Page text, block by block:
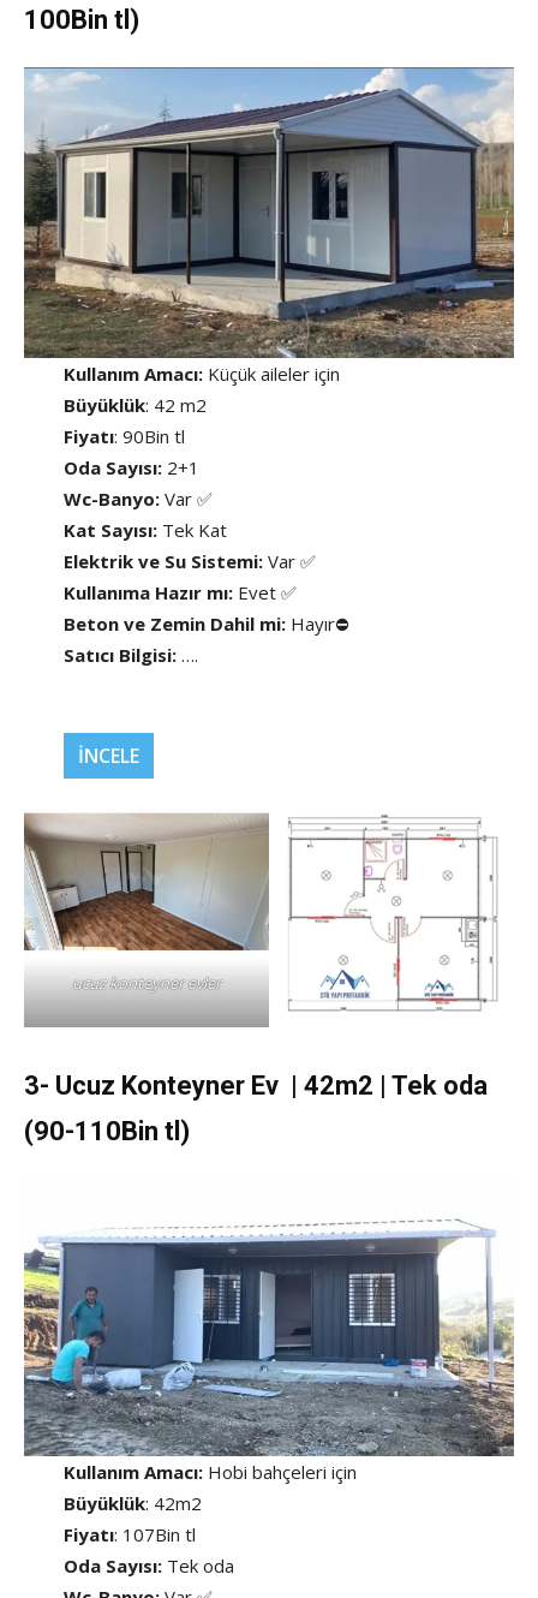
100Bin tl)
Kullanım Amacı:Küçük aileler için
Büyüklük: 42 m2
Fiyatı: 90Bin tl
Oda Sayısı: 2+1
Wc-Banyo:Var ✅
Kat Sayısı:Tek Kat
Elektrik ve Su Sistemi: Var ✅
Kullanıma Hazır mı:Evet ✅
Beton ve Zemin Dahil mi: Hayır⛔
Satıcı Bilgisi:….
İNCELE
ucuz konteyner evler
3- Ucuz Konteyner Ev | 42m2 | Tek oda
(90-110Bin tl)
Kullanım Amacı:Hobi bahçeleri için
Büyüklük: 42m2
Fiyatı: 107Bin tl
Oda Sayısı: Tek oda